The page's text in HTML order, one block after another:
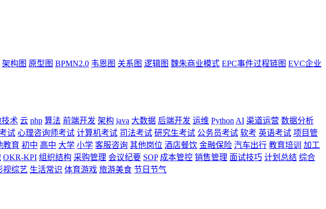
架构图 原型图 BPMN2.0 韦恩图 关系图 逻辑图 魏朱商业模式 EPC事件过程链图 EVC企业
术 云 php 算法 前端开发 架构 java 大数据 后端开发 运维 Python AI 渠道运营 数据分析
试 心理咨询师考试 计算机考试 司法考试 研究生考试 公务员考试 软考 英语考试 项目管
教育 初中 高中 大学 小学 客服咨询 其他岗位 酒店餐饮 金融保险 汽车出行 教育培训
加工
OKR-KPI 组织结构 采购管理 会议纪要 SOP 成本管控 销售管理 面试技巧 计划总结 综合
视综艺 生活常识 体育游戏 旅游美食 节日节气